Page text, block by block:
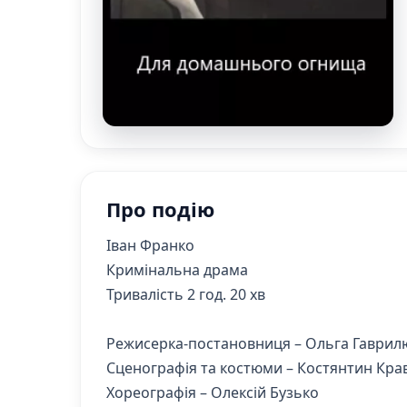
Про подію
Іван Франко
Кримінальна драма
Тривалість 2 год. 20 хв
Режисерка-постановниця – Ольга
Сценографія та костюми – Костянтин
Хореографія – Олексій Бузько